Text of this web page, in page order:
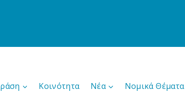
Κοινότητα Νέα Νομικά Θέματα